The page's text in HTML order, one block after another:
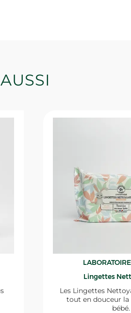
Lingettes
Les Lingettes
tout en douceur la
bébé.